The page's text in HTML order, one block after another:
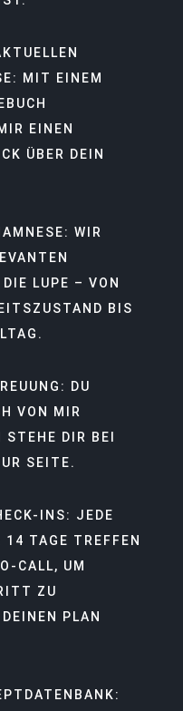
MIT EINEM
EINEN
ÜBER DEIN
WIR
LUPE – VON
BIS
DU
VON MIR
STEHE DIR BEI
SEITE.
INS: JEDE W
TAGE TREFFEN W
UM D
ZU B
PLAN A